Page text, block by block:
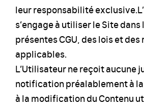
leur responsabilité
s’engage à utiliser le Site
présentes CGU, des lois et
applicables.
L’Utilisateur ne reçoit aucune
notification préalablement à
à la modification du Contenu